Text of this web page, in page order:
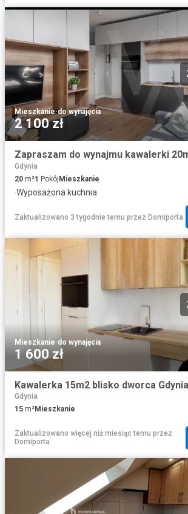
Mieszkanie·do wynajęcia
2 100 zł
Gdynia
20 m²1 PokójMieszkanie
·Wyposażona kuchnia
Zaktualizowano 3 tygodnie temu przez Domiporta
Mieszkanie·do wynajęcia
1 600 zł
Gdynia
15 m²Mieszkanie
Zaktualizowano więcej niż miesiąc temu przez
Domiporta